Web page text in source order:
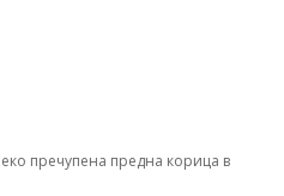
пречупена предна корица в